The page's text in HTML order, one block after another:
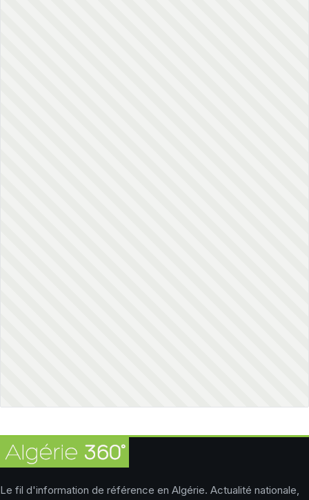
Le fil d'information de référence en Algérie. Actualité nationale,